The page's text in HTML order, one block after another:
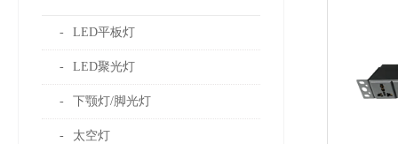
LED平板灯
LED聚光灯
下颚灯/脚光灯
太空灯